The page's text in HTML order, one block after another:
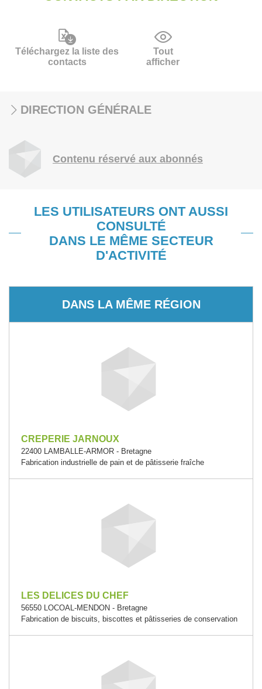
Téléchargez la liste des
contacts
Tout
afficher
DIRECTION GÉNÉRALE
Contenu réservé aux abonnés
LES UTILISATEURS ONT AUSSI
CONSULTÉ
DANS LE MÊME SECTEUR
D'ACTIVITÉ
DANS LA MÊME RÉGION
CREPERIE JARNOUX
22400 LAMBALLE-ARMOR - Bretagne
Fabrication industrielle de pain et de pâtisserie fraîche
LES DELICES DU CHEF
56550 LOCOAL-MENDON - Bretagne
Fabrication de biscuits, biscottes et pâtisseries de conservation